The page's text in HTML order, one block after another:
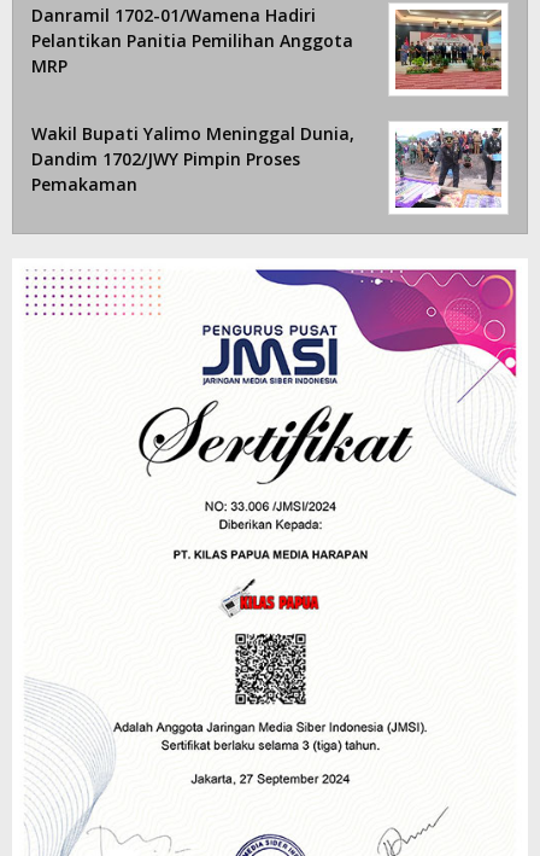
Danramil 1702-01/Wamena Hadiri
Pelantikan Panitia Pemilihan Anggota
MRP
Wakil Bupati Yalimo Meninggal Dunia,
Dandim 1702/JWY Pimpin Proses
Pemakaman